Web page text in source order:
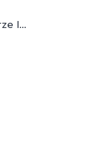
I